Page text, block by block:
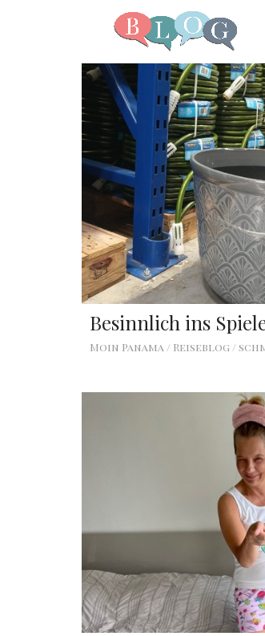
Besinnlich ins
Moin Panama / Reiseblog /